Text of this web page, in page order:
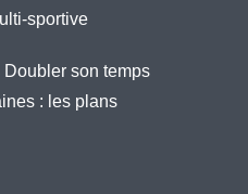
sportive
Doubler son temps
: les plans